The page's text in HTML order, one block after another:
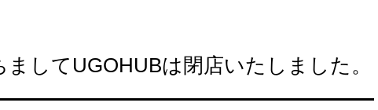
予定地の改修前内覧会を、7/15(土)に開催します！
してUGOHUBは閉店いたしました。